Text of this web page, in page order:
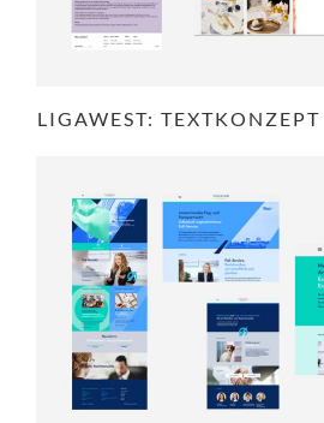
LIGAWEST: